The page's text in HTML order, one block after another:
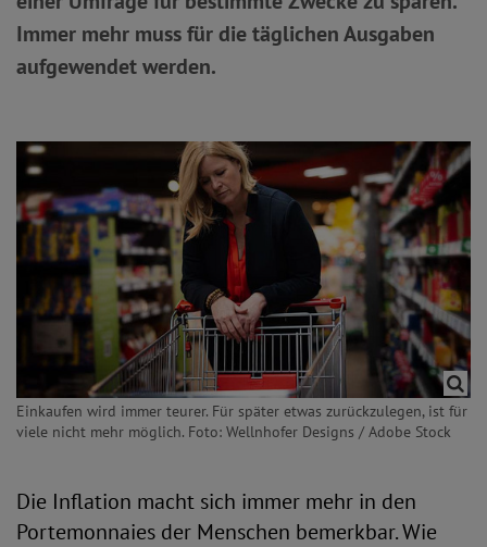
Immer mehr muss für die täglichen Ausgaben
aufgewendet werden.
Einkaufen wird immer teurer. Für später etwas zurückzulegen, ist für
viele nicht mehr möglich. Foto: Wellnhofer Designs / Adobe Stock
Die Inflation macht sich immer mehr in den
Portemonnaies der Menschen bemerkbar. Wie